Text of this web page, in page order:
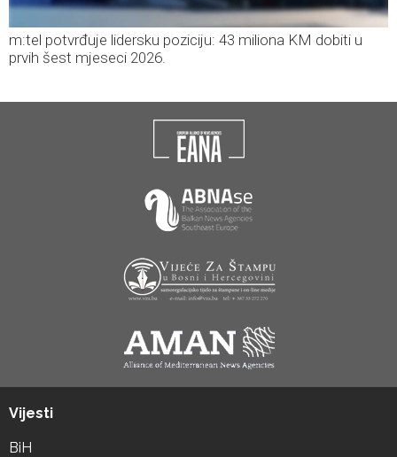
m:tel potvrđuje lidersku poziciju: 43 miliona KM dobiti u
prvih šest mjeseci 2026.
Vijesti
BiH